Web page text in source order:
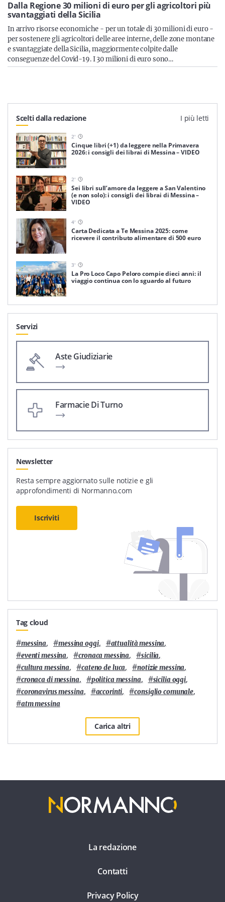
Servizi
nostra newsletter
Iscriviti
Dalla Regione 30 milioni di euro per gli agricoltori più
svantaggiati della Sicilia
In arrivo risorse economiche - per un totale di 30 milioni di euro -
per sostenere gli agricoltori delle aree interne, delle zone montane
e svantaggiate della Sicilia, maggiormente colpite dalle
conseguenze del Covid-19. I 30 milioni di euro sono…
Scelti dalla redazione I più letti
2'
Cinque libri (+1) da leggere nella Primavera
2026: i consigli dei librai di Messina – VIDEO
2'
Sei libri sull’amore da leggere a San Valentino
(e non solo): i consigli dei librai di Messina –
VIDEO
4'
Carta Dedicata a Te Messina 2025: come
ricevere il contributo alimentare di 500 euro
3'
La Pro Loco Capo Peloro compie dieci anni: il
viaggio continua con lo sguardo al futuro
Servizi
Aste Giudiziarie
Farmacie Di Turno
Newsletter
Resta sempre aggiornato sulle notizie e gli
approfondimenti di Normanno.com
Iscriviti
Tag cloud
#messina, #messina oggi, #attualità messina,
#eventi messina, #cronaca messina, #sicilia,
#cultura messina, #cateno de luca, #notizie messina,
#cronaca di messina, #politica messina, #sicilia oggi,
#coronavirus messina, #accorinti, #consiglio comunale,
#atm messina
Carica altri
La redazione
Contatti
Privacy Policy